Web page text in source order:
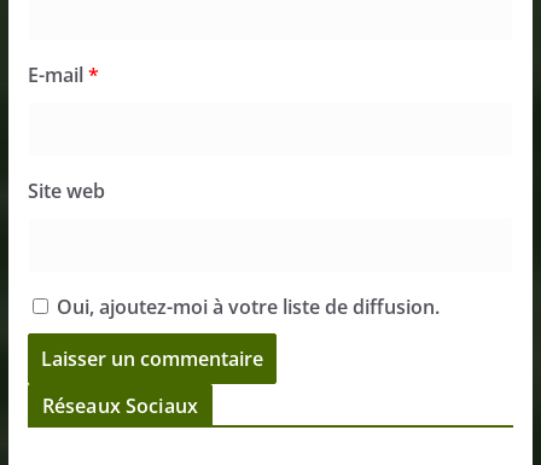
E-mail*
Site web
Oui, ajoutez-moi à votre liste de diffusion.
Réseaux Sociaux